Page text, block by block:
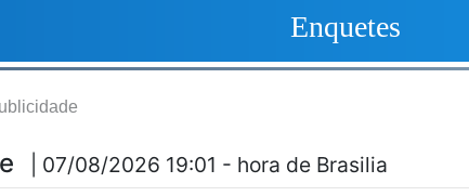
Enquetes
| 07/08/2026 19:01 - hora de Brasilia